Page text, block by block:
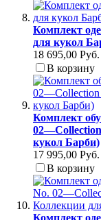
Комплект
для кукол
18 695,00 Руб.
В корзину
Комплект
кукол Барби)
17 995,00 Руб.
В корзину